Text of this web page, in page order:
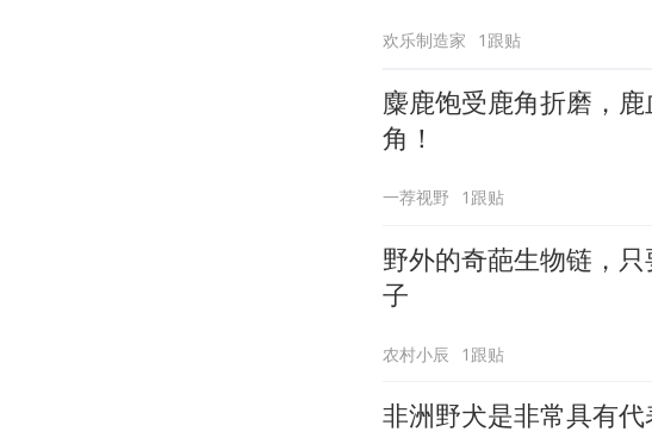
欢乐制造家 1跟贴
麋鹿饱受鹿角折磨，
角！
一荐视野 1跟贴
野外的奇葩生物链，
子
农村小辰 1跟贴
非洲野犬是非常具有